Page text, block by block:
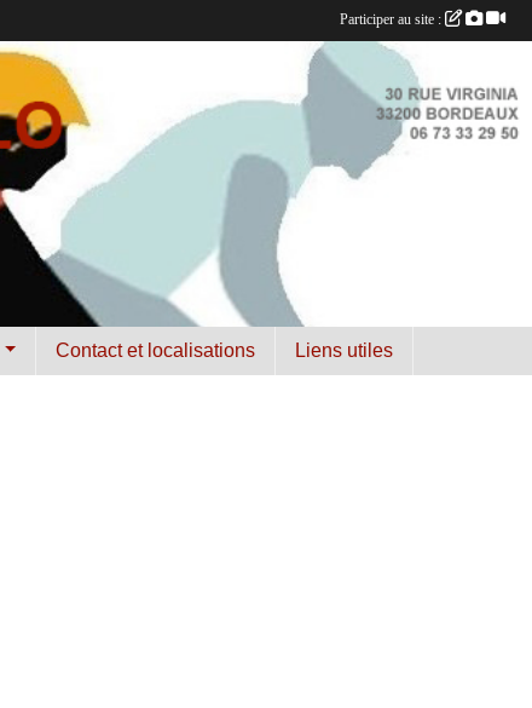
Contact et localisations Liens utiles
Participer au site :